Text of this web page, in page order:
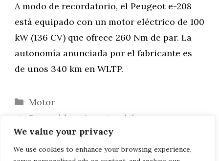
We value your privacy
We use cookies to enhance your browsing experience,
A modo de recordatorio, el Peugeot e-208
está equipado con un motor eléctrico de 100
kW (136 CV) que ofrece 260 Nm de par. La
autonomía anunciada por el fabricante es
de unos 340 km en WLTP.
Categorías
Motor
Por qué los cineastas deben ser
conscientes de las barreras lingüísticas
Cómo estar al tanto de la red de medios